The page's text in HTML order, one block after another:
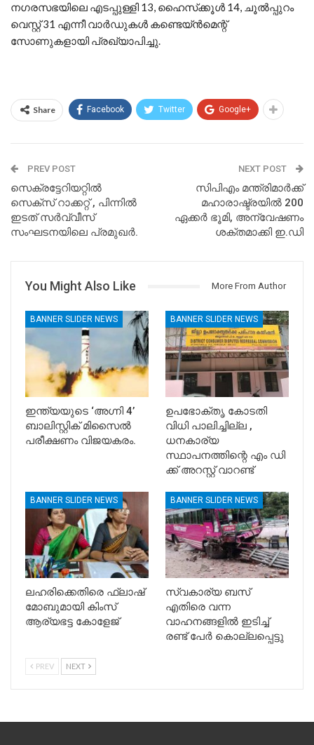
നഗരസഭയിലെ എടപ്പുള്ളി 13, ഹൈസ്‌ക്കൂള്‍ 14, ചൂല്‍പ്പുറം
വെസ്റ്റ് 31 എന്നീ വാര്‍ഡുകള്‍ കണ്ടെയ്ന്‍മെന്റ്
സോണുകളായി പ്രഖ്യാപിച്ചു.
Share Facebook Twitter Google+
PREV POST
സെക്രട്ടേറിയറ്റില്‍
സെക്‌സ് റാക്കറ്റ് , പിന്നില്‍
ഇടത് സര്‍വ്വീസ്
സംഘടനയിലെ പ്രമുഖര്‍.
NEXT POST
സിപിഎം മന്ത്രിമാര്‍ക്ക്
മഹാരാഷ്ട്രയില്‍ 200
ഏക്കര്‍ ഭൂമി, അന്വേഷണം
ശക്തമാക്കി ഇ.ഡി
You Might Also Like More From Author
BANNER SLIDER NEWS
ഇന്ത്യയുടെ ‘അഗ്നി 4’
ബാലിസ്റ്റിക് മിസൈൽ
പരീക്ഷണം വിജയകരം.
BANNER SLIDER NEWS
ഉപഭോക്തൃ കോടതി
വിധി പാലിച്ചില്ല ,
ധനകാര്യ
സ്ഥാപനത്തിന്റെ എം ഡി
ക്ക് അറസ്റ്റ് വാറണ്ട്
BANNER SLIDER NEWS
ലഹരിക്കെതിരെ ഫ്ലാഷ്
മോബുമായി കിംസ്
ആര്യഭട്ട കോളേജ്
BANNER SLIDER NEWS
സ്വകാര്യ ബസ്
എതിരെ വന്ന
വാഹനങ്ങളിൽ ഇടിച്ച്
രണ്ട് പേർ കൊല്ലപ്പെട്ടു
PREV NEXT